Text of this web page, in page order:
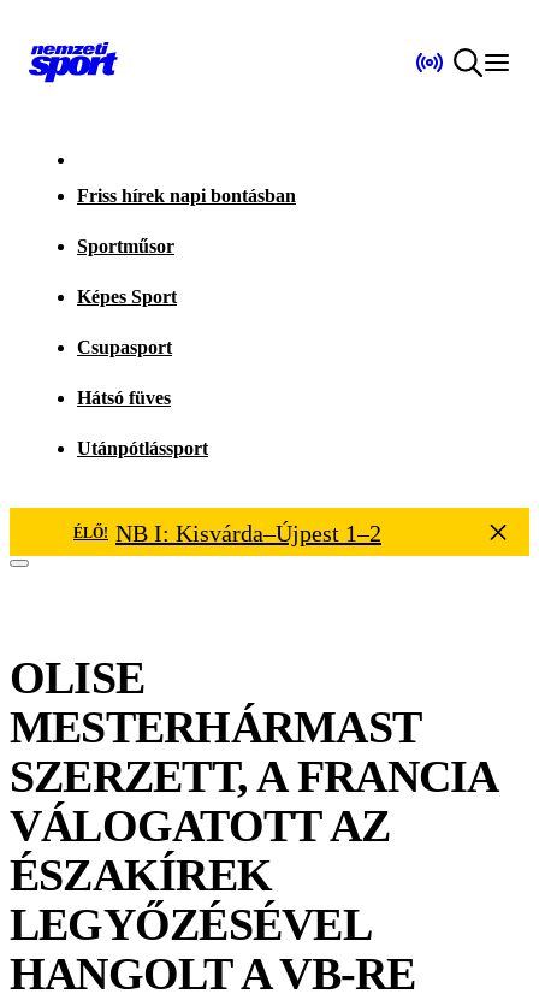
Friss hírek napi bontásban
Sportműsor
Képes Sport
Csupasport
Hátsó füves
Utánpótlássport
ÉLŐ! NB I: Kisvárda–Újpest 1–2
OLISE
MESTERHÁRMAST
SZERZETT, A FRANCIA
VÁLOGATOTT AZ
ÉSZAKÍREK
LEGYŐZÉSÉVEL
HANGOLT A VB-RE